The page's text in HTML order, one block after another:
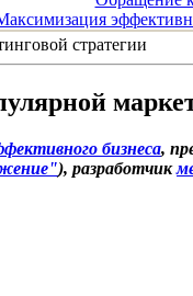
стратегии
бизнеса,
), разработчик